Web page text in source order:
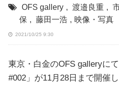
OFS gallery , 渡邉良重 ,
保 , 藤田一浩 , 映像・写真
2021/10/25 9:30
東京・白金のOFS galleryに
#002」が11月28日まで開催し